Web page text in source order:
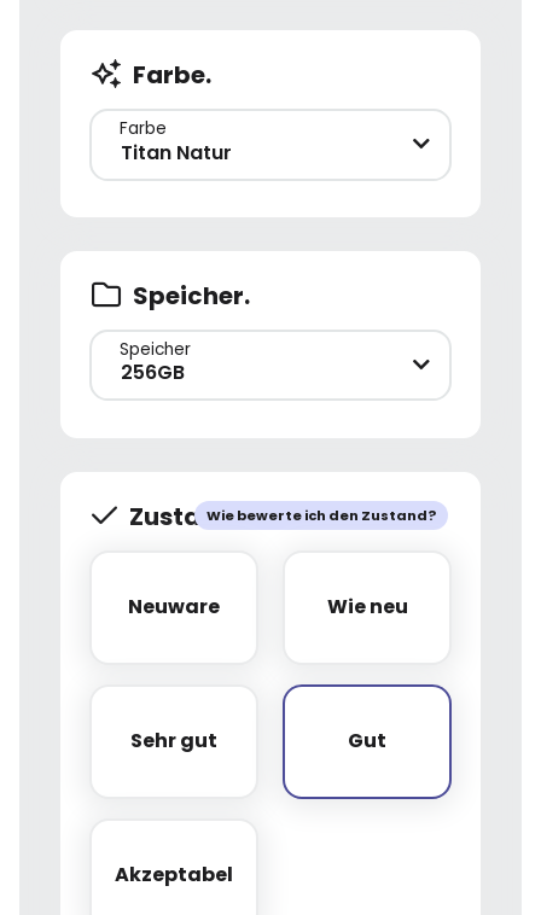
Farbe.
Farbe
Titan Natur
Speicher.
Speicher
256GB
Wie bewerte ich den Zustand?
Zustand.
Neuware
Neuware Wie neu
Wie neu
Sehr gut
Sehr gut Gut
Gut
Akzeptabel
Akzeptabel